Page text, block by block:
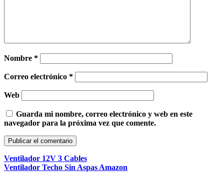
Nombre *
Correo electrónico *
Web
Guarda mi nombre, correo electrónico y web en este
navegador para la próxima vez que comente.
Ventilador 12V 3 Cables
Ventilador Techo Sin Aspas Amazon